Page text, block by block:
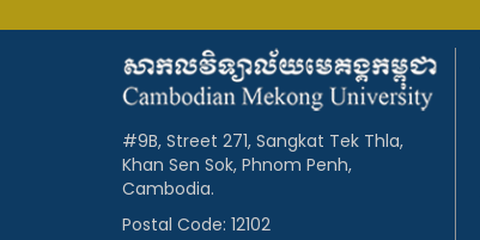
#9B, Street 271, Sangkat Tek Thla,
Khan Sen Sok, Phnom Penh,
Cambodia.
Postal Code: 12102